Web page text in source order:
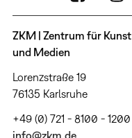
ZKM | Zentrum für Kunst
und Medien
Lorenzstraße 19
76135 Karlsruhe
+49 (0) 721 - 8100 - 1200
info@zkm.de